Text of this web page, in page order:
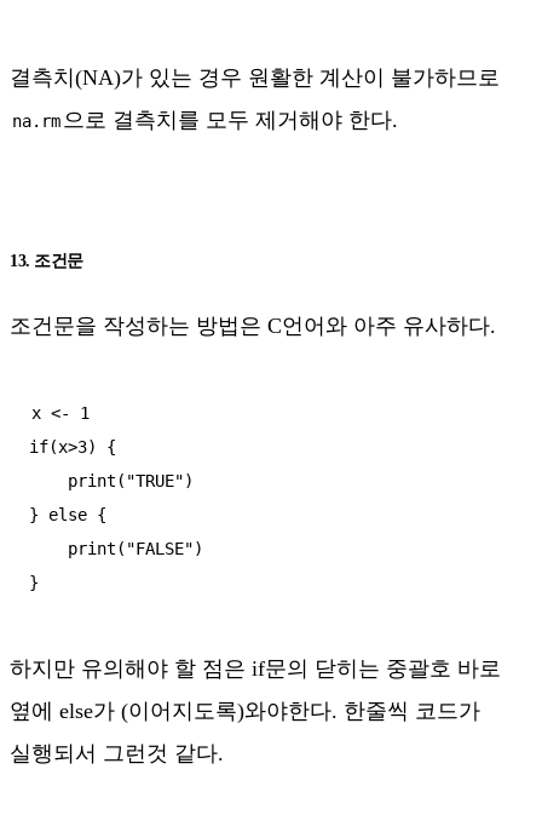
결측치(NA)가 있는 경우 원활한 계산이 불가하므로
na.rm 으로 결측치를 모두 제거해야 한다.
13. 조건문
조건문을 작성하는 방법은 C언어와 아주 유사하다.
x <- 1
if(x>3) {
} else {
하지만 유의해야 할 점은 if문의 닫히는 중괄호 바로
옆에 else가 (이어지도록)와야한다. 한줄씩 코드가
실행되서 그런것 같다.